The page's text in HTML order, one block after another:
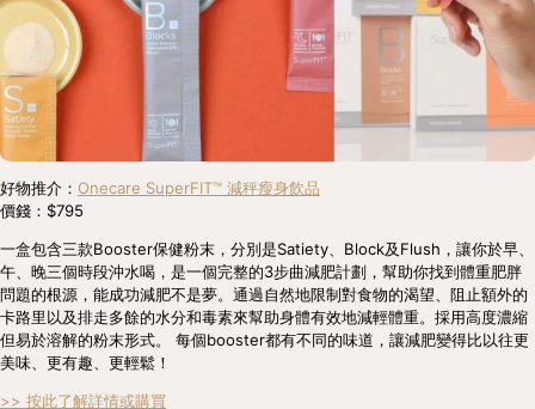
好物推介： Onecare SuperFIT™ 減秤瘦身飲品
價錢：$795
一盒包含三款Booster保健粉末，分別是Satiety、Block及Flush，讓你於早、
午、晚三個時段沖水喝，是一個完整的3步曲減肥計劃，幫助你找到體重肥胖
問題的根源，能成功減肥不是夢。通過自然地限制對食物的渴望、阻止額外的
卡路里以及排走多餘的水分和毒素來幫助身體有效地減輕體重。採用高度濃縮
但易於溶解的粉末形式。 每個booster都有不同的味道，讓減肥變得比以往更
美味、更有趣、更輕鬆！
>> 按此了解詳情或購買